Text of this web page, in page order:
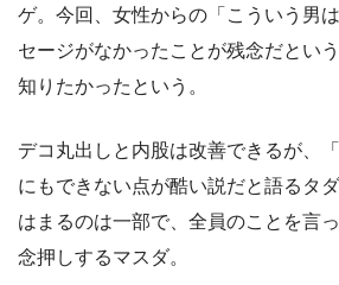
ゲ。今回、女性からの「こういう男
セージがなかったことが残念だとい
知りたかったという。
デコ丸出しと内股は改善できるが、
にもできない点が酷い説だと語るタ
はまるのは一部で、全員のことを言
念押しするマスダ。